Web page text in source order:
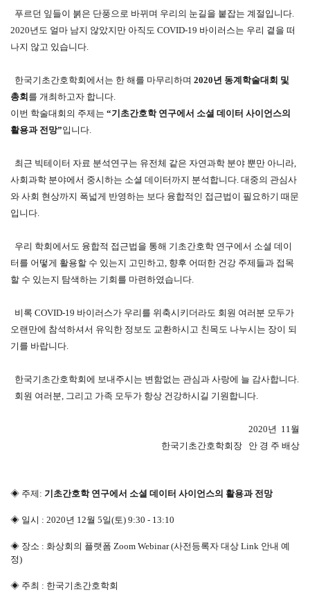
푸르던 잎들이 붉은 단풍으로 바뀌며 우리의 눈길을 붙잡는 계절입니다.
2020년도 얼마 남지 않았지만 아직도 COVID-19 바이러스는 우리 곁을 떠
나지 않고 있습니다.
한국기초간호학회에서는 한 해를 마무리하며 2020년 동계학술대회 및
총회 를 개최하고자 합니다.
이번 학술대회의 주제는 “기초간호학 연구에서 소셜 데이터 사이언스의
활용과 전망”입니다.
최근 빅테이터 자료 분석연구는 유전체 같은 자연과학 분야 뿐만 아니라,
사회과학 분야에서 중시하는 소셜 데이터까지 분석합니다. 대중의 관심사
와 사회 현상까지 폭넓게 반영하는 보다 융합적인 접근법이 필요하기 때문
입니다.
우리 학회에서도 융합적 접근법을 통해 기초간호학 연구에서 소셜 데이
터를 어떻게 활용할 수 있는지 고민하고, 향후 어떠한 건강 주제들과 접목
할 수 있는지 탐색하는 기회를 마련하였습니다.
비록 COVID-19 바이러스가 우리를 위축시키더라도 회원 여러분 모두가
오랜만에 참석하셔서 유익한 정보도 교환하시고 친목도 나누시는 장이 되
기를 바랍니다.
한국기초간호학회에 보내주시는 변함없는 관심과 사랑에 늘 감사합니다.
회원 여러분, 그리고 가족 모두가 항상 건강하시길 기원합니다.
2020년 11월
한국기초간호학회장 안 경 주 배상
◈ 주제: 기초간호학 연구에서 소셜 데이터 사이언스의 활용과 전망
◈ 일시 : 2020년 12월 5일(토) 9:30 - 13:10
◈ 장소 : 화상회의 플랫폼 Zoom Webinar (사전등록자 대상 Link 안내 예
정)
◈ 주최 : 한국기초간호학회